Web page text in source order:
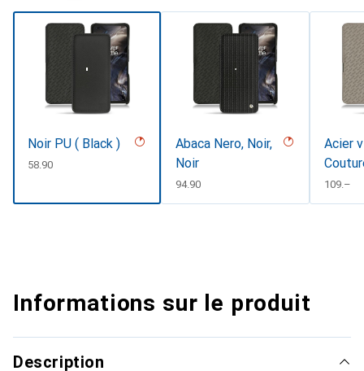
Noir PU ( Black )
CHF
58.90
Abaca Nero, Noir,
Noir
CHF
94.90
Acier
CHF
109.–
Informations sur le produit
Description